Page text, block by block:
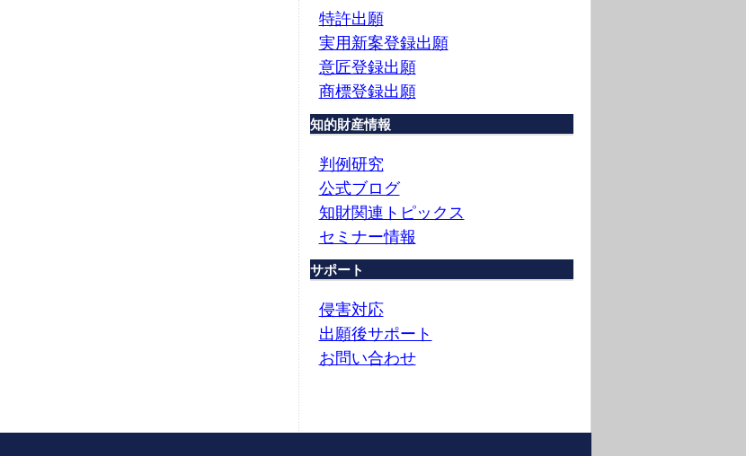
特許出願
実用新案登録出願
意匠登録出願
商標登録出願
知的財産情報
判例研究
公式ブログ
知財関連トピックス
セミナー情報
サポート
侵害対応
出願後サポート
お問い合わせ